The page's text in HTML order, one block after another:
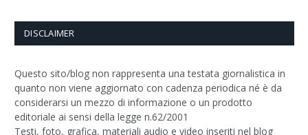
DISCLAIMER
Questo sito/blog non rappresenta una testata giornalistica in
quanto non viene aggiornato con cadenza periodica né è da
considerarsi un mezzo di informazione o un prodotto
editoriale ai sensi della legge n.62/2001
Testi, foto, grafica, materiali audio e video inseriti nel blog